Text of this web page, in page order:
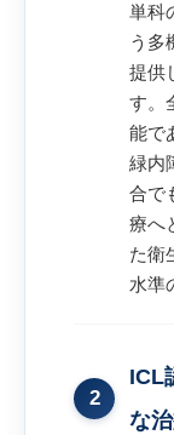
単科
う多
提供
す。
能で
緑内
合で
療へ
た衛
水準
2
ICL
な